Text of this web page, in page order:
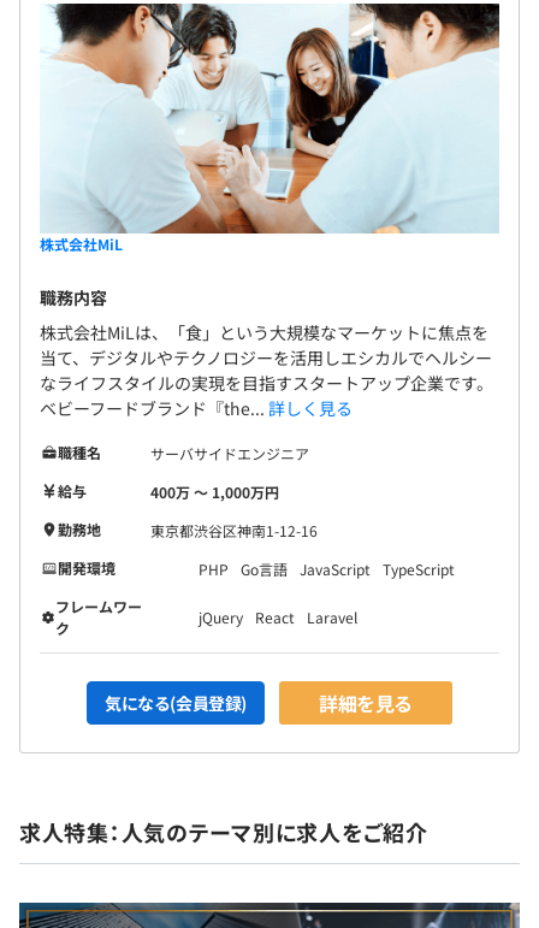
株式会社MiL
職務内容
株式会社MiLは、「食」という大規模なマーケットに焦点を
当て、デジタルやテクノロジーを活用しエシカルでヘルシー
なライフスタイルの実現を目指すスタートアップ企業です。
ベビーフードブランド『the... 詳しく見る
職種名
サーバサイドエンジニア
給与
400万 〜 1,000万円
勤務地
東京都渋谷区神南1-12-16
開発環境
PHP Go言語 JavaScript
TypeScript
フレームワー
ク
jQuery React Laravel
気になる(会員登録) 詳細を見る
求人特集：人気のテーマ別に求人をご紹介